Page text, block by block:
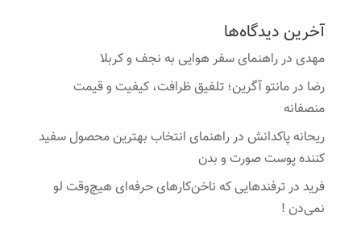
آخرین دیدگاه‌ها
مهدیدرراهنمای سفر هوایی به نجف و کربلا
رضا درمانتو آگرین؛ تلفیق ظرافت، کیفیت و قیمت
منصفانه
ریحانه پاکدانشدرراهنمای انتخاب بهترین محصول سفید
کننده پوست صورت و بدن
فریددرترفندهایی که ناخن‌کارهای حرفه‌ای هیچ‌وقت لو
نمی‌دن !